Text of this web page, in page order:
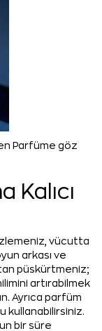
Parfüme göz
Kalıcı
vücutta
arkası ve
püskürtmeniz;
artırabilmek
Ayrıca parfüm
kullanabilirsiniz.
bir süre